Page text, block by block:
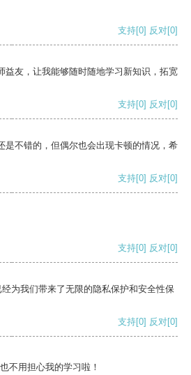
支持[0] 反对[0]
益友，让我能够随时随地学习新知识，拓宽
支持[0] 反对[0]
是不错的，但偶尔也会出现卡顿的情况，希
支持[0] 反对[0]
支持[0] 反对[0]
为我们带来了无限的隐私保护和安全性保
支持[0] 反对[0]
不用担心我的学习啦！